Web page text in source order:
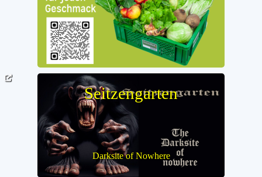
Seitzengarten
Darksite of Nowhere